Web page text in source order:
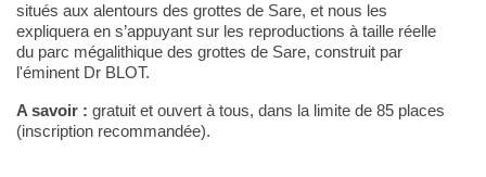
situés aux alentours des grottes de Sare, et nous les
expliquera en s’appuyant sur les reproductions à taille réelle
du parc mégalithique des grottes de Sare, construit par
l'éminent Dr BLOT.
A savoir : gratuit et ouvert à tous, dans la limite de 85 places
(inscription recommandée).